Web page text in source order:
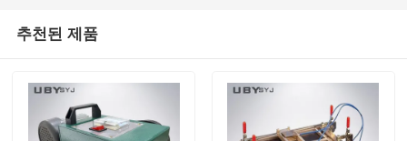
추천된 제품